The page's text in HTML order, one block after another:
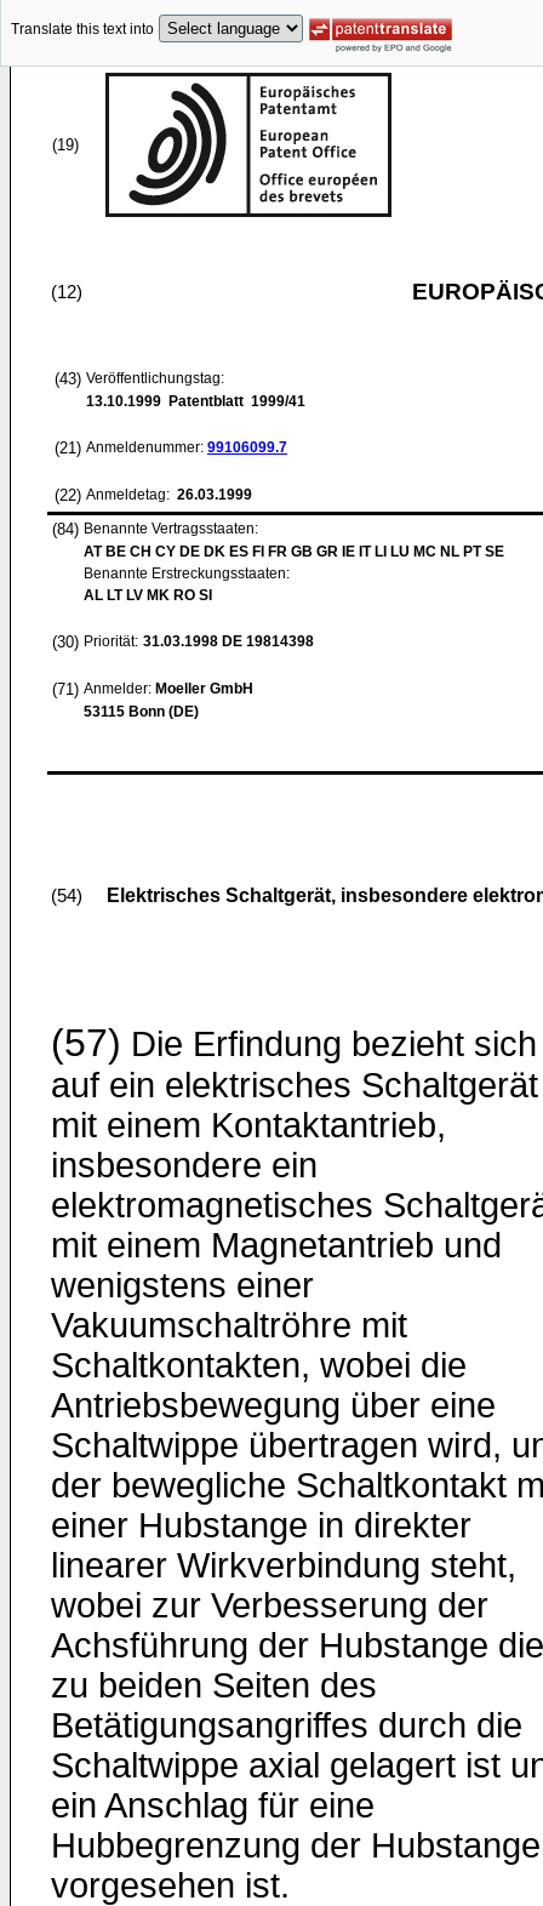
Translate this text into
(19)
(12)
(43) Veröffentlichungstag:
13.10.1999 Patentblatt 1999/41
(21) Anmeldenummer: 99106099.7
(22) Anmeldetag: 26.03.1999
(84) Benannte Vertragsstaaten:
AT BE CH CY DE DK ES FI FR GB GR IE IT LI LU MC NL PT SE
Benannte Erstreckungsstaaten:
AL LT LV MK RO SI
(30) Priorität: 31.03.1998 DE 19814398
(71) Anmelder: Moeller GmbH
53115 Bonn (DE)
(54) Elektrisches Schaltgerät, insbesondere
(57) Die Erfindung bezieht sich
auf ein elektrisches Schaltgerät
mit einem Kontaktantrieb,
insbesondere ein
elektromagnetisches
mit einem Magnetantrieb und
wenigstens einer
Vakuumschaltröhre mit
Schaltkontakten, wobei die
Antriebsbewegung über eine
Schaltwippe übertragen wird,
der bewegliche Schaltkontakt
einer Hubstange in direkter
linearer Wirkverbindung steht,
wobei zur Verbesserung der
Achsführung der Hubstange
zu beiden Seiten des
Betätigungsangriffes durch die
Schaltwippe axial gelagert ist
ein Anschlag für eine
Hubbegrenzung der Hubstange
vorgesehen ist.